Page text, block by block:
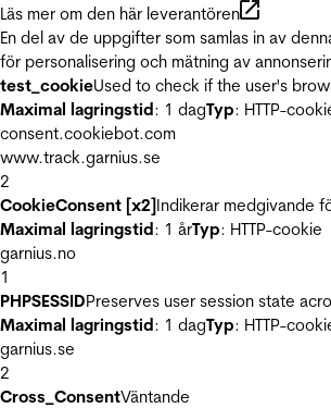
Läs mer om den här leverantören
En del av de uppgifter som samlas in av
för personalisering och mätning av
test_cookieUsed to check if the user's
Maximal lagringstid: 1 dagTyp: HTTP-
consent.cookiebot.com
www.track.garnius.se
2
CookieConsent [x2]Indikerar medgivande
Maximal lagringstid: 1 årTyp: HTTP-cookie
garnius.no
1
PHPSESSIDPreserves user session state
Maximal lagringstid: 1 dagTyp: HTTP-
garnius.se
2
Cross_ConsentVäntande